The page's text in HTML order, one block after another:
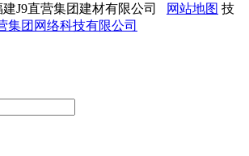
建J9直营集团建材有限公司 网站地图 技
集团网络科技有限公司